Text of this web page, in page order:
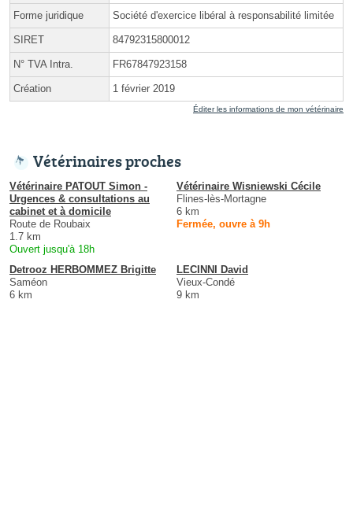
Forme juridique Société d'exercice libéral à responsabilité limitée
SIRET 84792315800012
N° TVA Intra. FR67847923158
Création 1 février 2019
Éditer les informations de mon vétérinaire
Vétérinaires proches
Vétérinaire PATOUT Simon -
Urgences & consultations au
cabinet et à domicile
Route de Roubaix
1.7 km
Ouvert jusqu'à 18h
Vétérinaire Wisniewski Cécile
Flines-lès-Mortagne
6 km
Fermée, ouvre à 9h
Detrooz HERBOMMEZ Brigitte
Saméon
6 km
LECINNI David
Vieux-Condé
9 km